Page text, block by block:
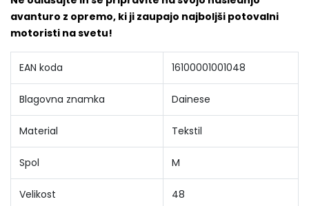
avanturo z opremo, ki ji zaupajo najboljši potovalni
motoristi na svetu!
EAN koda 16100001001048
Blagovna znamka Dainese
Material Tekstil
Spol M
Velikost 48